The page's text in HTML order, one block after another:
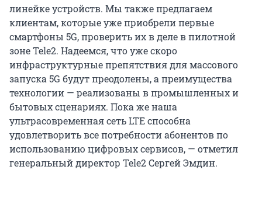
линейке устройств. Мы также предлагаем
клиентам, которые уже приобрели первые
смартфоны 5G, проверить их в деле в пилотной
зоне Tele2. Надеемся, что уже скоро
инфраструктурные препятствия для массового
запуска 5G будут преодолены, а преимущества
технологии — реализованы в промышленных и
бытовых сценариях. Пока же наша
ультрасовременная сеть LTE способна
удовлетворить все потребности абонентов по
использованию цифровых сервисов, — отметил
генеральный директор Tele2 Сергей Эмдин.